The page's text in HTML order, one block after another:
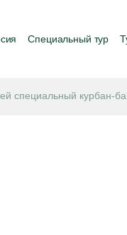
Специальный тур
специальный